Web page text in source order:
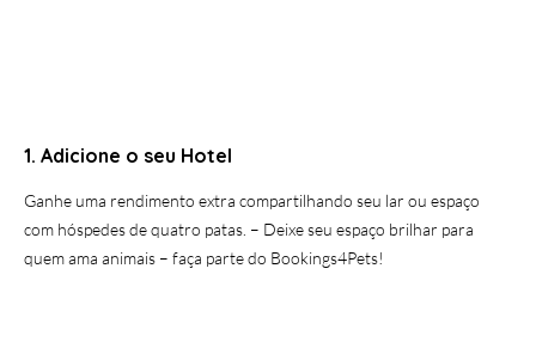
1. Adicione o seu Hotel
Ganhe uma rendimento extra compartilhando seu lar ou espaço
com hóspedes de quatro patas. – Deixe seu espaço brilhar para
quem ama animais – faça parte do Bookings4Pets!